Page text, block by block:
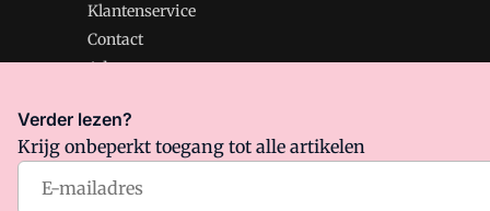
Klantenservice
Contact
Adverteren
Management Support is onderdeel van VMN media.
Algemene Voorwaarden
Verder lezen?
Krijg onbeperkt toegang tot alle artikelen